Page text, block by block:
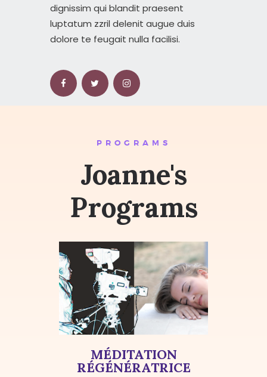
dignissim qui blandit praesent
luptatum zzril delenit augue duis
dolore te feugait nulla facilisi.
PROGRAMS
Joanne's
Programs
MÉDITATION
RÉGÉNÉRATRICE